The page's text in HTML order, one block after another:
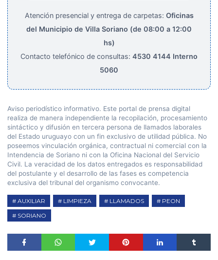
Atención presencial y entrega de carpetas: Oficinas
del Municipio de Villa Soriano (de 08:00 a 12:00
hs)
Contacto telefónico de consultas: 4530 4144 Interno
5060
Aviso periodístico informativo. Este portal de prensa digital
realiza de manera independiente la recopilación, procesamiento
sintáctico y difusión en tercera persona de llamados laborales
del Estado uruguayo con un fin exclusivo de utilidad pública. No
poseemos vinculación orgánica, contractual ni comercial con la
Intendencia de Soriano ni con la Oficina Nacional del Servicio
Civil. La veracidad de los datos entregados es responsabilidad
del postulante y el desarrollo de las fases es competencia
exclusiva del tribunal del organismo convocante.
AUXILIAR LIMPIEZA LLAMADOS
PEON
SORIANO